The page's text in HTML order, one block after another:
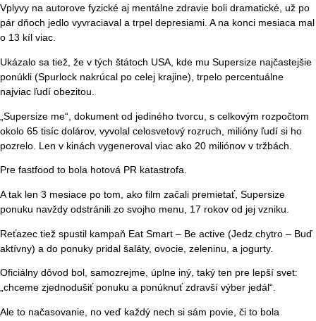
Vplyvy na autorove fyzické aj mentálne zdravie boli dramatické, už po
pár dňoch jedlo vyvraciaval a trpel depresiami. A na konci mesiaca mal
o 13 kíl viac.
Ukázalo sa tiež, že v tých štátoch USA, kde mu Supersize najčastejšie
ponúkli (Spurlock nakrúcal po celej krajine), trpelo percentuálne
najviac ľudí obezitou.
„Supersize me“, dokument od jediného tvorcu, s celkovým rozpočtom
okolo 65 tisíc dolárov, vyvolal celosvetový rozruch, milióny ľudí si ho
pozrelo. Len v kinách vygeneroval viac ako 20 miliónov v tržbách.
Pre fastfood to bola hotová PR katastrofa.
A tak len 3 mesiace po tom, ako film začali premietať, Supersize
ponuku navždy odstránili zo svojho menu, 17 rokov od jej vzniku.
Reťazec tiež spustil kampaň Eat Smart – Be active (Jedz chytro – Buď
aktívny) a do ponuky pridal šaláty, ovocie, zeleninu, a jogurty.
Oficiálny dôvod bol, samozrejme, úplne iný, taký ten pre lepší svet:
„chceme zjednodušiť ponuku a ponúknuť zdravší výber jedál“.
Ale to načasovanie, no veď každý nech si sám povie, či to bola